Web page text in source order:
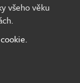
všeho věku